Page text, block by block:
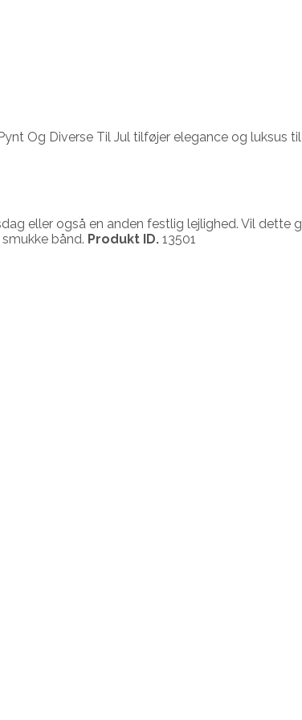
Og Diverse Til Jul tilføjer elegance og luksus
eller også en anden festlig lejlighed. Vil dette
bånd. Produkt ID. 13501